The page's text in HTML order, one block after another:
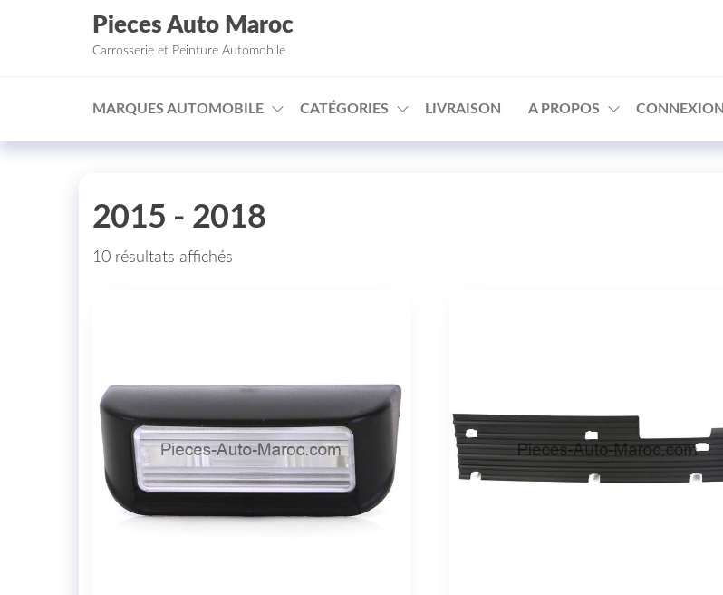
□
Aller au contenu
Pieces Auto Maroc
Carrosserie et Peinture Automobile
MARQUES AUTOMOBILE CATÉGORIES LIVRAISON A PROPOS CONNEXION
2015 - 2018
10 résultats affichés